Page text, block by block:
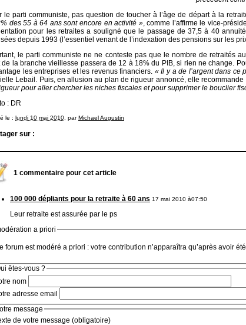
le parti communiste, pas question de toucher à l’âge de départ à la
des 55 à 64 ans sont encore en activité », comme l’affirme le vice-
pour les retraites a souligné que le passage de 37,5 à 40
depuis 1993 (l’essentiel venant de l’indexation des pensions sur les
le parti communiste ne ne conteste pas que le nombre de retraités
de la branche vieillesse passera de 12 à 18% du PIB, si rien ne change.
les entreprises et les revenus financiers. « Il y a de l’argent dans ce
Lebail. Puis, en allusion au plan de rigueur annoncé, elle
pour aller chercher les niches fiscales et pour supprimer le bouclier
: DR
le : lundi 10 mai 2010 , parMichael Augustin
sur :
1 commentaire pour cet article
100 000 dépliants pour la retraite à 60 ans 17 mai 2010 à07:50
Leur retraite est assurée par le ps
a priori
forum est modéré a priori : votre contribution n’apparaîtra qu’après avoir
êtes-vous ?
nom
adresse email
message
de votre message (obligatoire)